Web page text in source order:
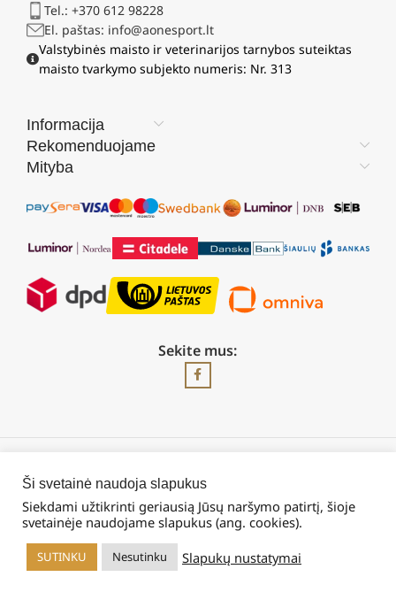
Tel.: +370 612 98228
El. paštas: info@aonesport.lt
Valstybinės maisto ir veterinarijos tarnybos suteiktas
maisto tvarkymo subjekto numeris: Nr. 313
Informacija
Rekomenduojame
Mityba
Sekite mus:
2026 © Visos teisės saugomos | UAB „Rilis“
Ši svetainė naudoja slapukus
Siekdami užtikrinti geriausią Jūsų naršymo patirtį, šioje
svetainėje naudojame slapukus (ang. cookies).
SUTINKU Nesutinku Slapukų nustatymai